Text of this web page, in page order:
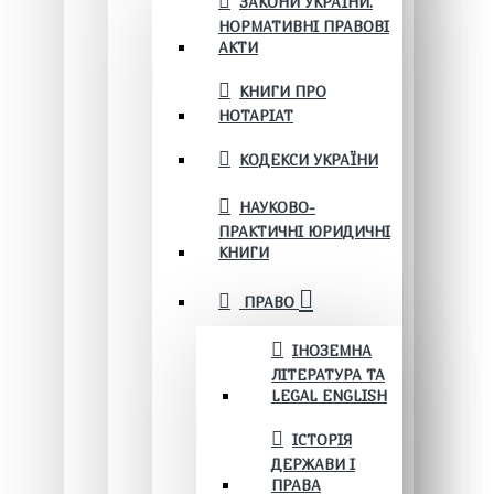
НОРМАТИВНІ ПРАВОВІ
АКТИ
КНИГИ ПРО
НОТАРІАТ
КОДЕКСИ УКРАЇНИ
НАУКОВО-
ПРАКТИЧНІ ЮРИДИЧНІ
КНИГИ
ПРАВО
ІНОЗЕМНА
ЛІТЕРАТУРА ТА
LEGAL ENGLISH
ІСТОРІЯ
ДЕРЖАВИ І
ПРАВА